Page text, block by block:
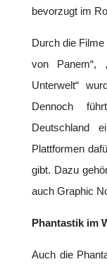
bevorzugt im
Durch die Filme
von Panem“,
Unterwelt“
Dennoch
Deutschland
Plattformen
gibt. Dazu
auch Graphic
Phantastik im
Auch die